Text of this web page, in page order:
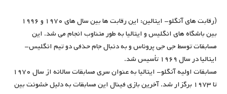
(رقابت های آنگلو- ایتالین: این رقابت ها بین سال های ۱۹۷۰ و ۱۹۹۶
بین باشگاه های انگلیس و ایتالیا به طور متناوب انجام می شد. این
مسابقات توسط جی جی پروناس و به دنبال جام حذفی دو تیم انگلیس-
ایتالیا در سال ۱۹۶۹ تأسیس شد.
مسابقات اولیه آنگلو- ایتالیا به عنوان سری مسابقات سالانه از سال ۱۹۷۰
تا ۱۹۷۳ برگزار شد. آخرین بازی فینال این مسابقات به دلیل خشونت بین